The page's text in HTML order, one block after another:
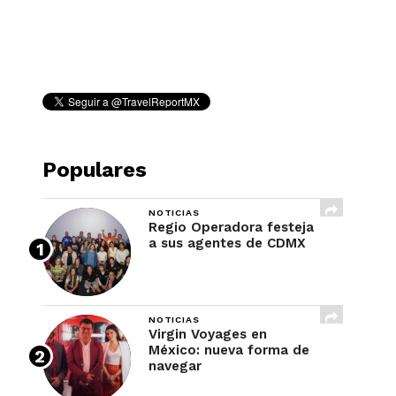
Populares
NOTICIAS
Regio Operadora festeja
a sus agentes de CDMX
NOTICIAS
Virgin Voyages en
México: nueva forma de
navegar